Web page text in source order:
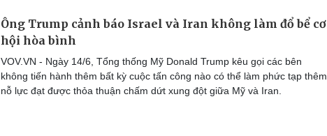
Ông Trump cảnh báo Israel và Iran không làm đổ bể cơ
hội hòa bình
VOV.VN - Ngày 14/6, Tổng thống Mỹ Donald Trump kêu gọi các bên
không tiến hành thêm bất kỳ cuộc tấn công nào có thể làm phức tạp thêm
nỗ lực đạt được thỏa thuận chấm dứt xung đột giữa Mỹ và Iran.